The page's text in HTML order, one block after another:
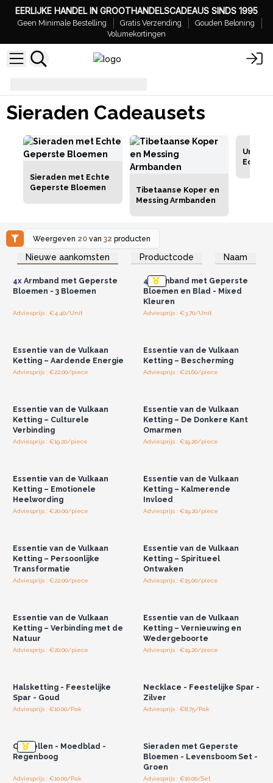
EERLIJKE HANDEL IN GROOTHANDELSCADEAUS SINDS 1995
Geen Minimale Bestelling Gratis Verzending
Gouden Beloning
Volumekortingen
Sieraden Cadeausets
Sieraden met Echte
Geperste Bloemen
Tibetaanse Koper en
Messing Armbanden
Unieke
Echte
Weergeven 20 van32 producten
Nieuwe aankomsten Productcode Naam
Log in of registreer u voor
groothandelsprijzen.
4xArmband met Geperste
Bloemen - 3 Bloemen
Adviesprijs : €4.40/Unit
Log in of registreer u voor
groothandelsprijzen.
4x Armband met Geperste
Bloemen en Blad - Mixed
Kleuren
Adviesprijs : €3.70/Unit
Essentie van de Vulkaan
Ketting – Aardende Energie
Adviesprijs : €22.00/piece
Essentie van de Vulkaan
Ketting – Bescherming
Adviesprijs : €21.60/piece
Essentie van de Vulkaan
Ketting – Culturele
Verbinding
Adviesprijs : €19.20/piece
Essentie van de Vulkaan
Ketting – De Donkere Kant
Omarmen
Adviesprijs : €19.20/piece
Essentie van de Vulkaan
Ketting – Emotionele
Heelwording
Adviesprijs : €20.00/piece
Essentie van de Vulkaan
Ketting – Kalmerende
Invloed
Adviesprijs : €19.20/piece
Essentie van de Vulkaan
Ketting – Persoonlijke
Transformatie
Adviesprijs : €22.00/piece
Essentie van de Vulkaan
Ketting – Spiritueel
Ontwaken
Adviesprijs : €15.00/piece
Essentie van de Vulkaan
Ketting – Verbinding met de
Natuur
Adviesprijs : €20.00/piece
Essentie van de Vulkaan
Ketting – Vernieuwing en
Wedergeboorte
Adviesprijs : €19.20/piece
Halsketting - Feestelijke
Spar - Goud
Adviesprijs : €10.00/Pak
Necklace - Feestelijke Spar -
Zilver
Adviesprijs : €8.75/Pak
Oorbellen - Moedblad -
Regenboog
Adviesprijs : €10.00/Pak
Sieraden met Geperste
Bloemen - Levensboom Set -
Groen
Adviesprijs : €10.00/Set